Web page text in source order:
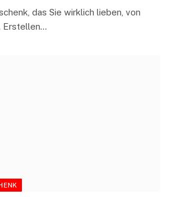
das Sie wirklich lieben, von
Erstellen…